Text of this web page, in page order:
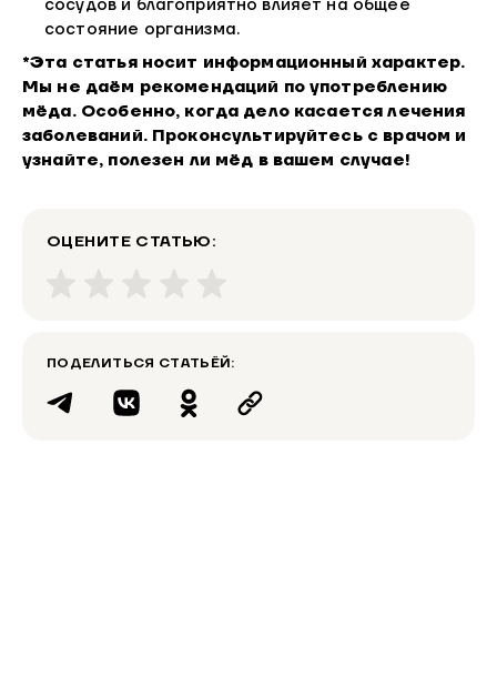
сосудов и благоприятно влияет на общее
состояние организма.
*Эта статья носит информационный характер.
Мы не даём рекомендаций по употреблению
мёда. Особенно, когда дело касается лечения
заболеваний. Проконсультируйтесь с врачом и
узнайте, полезен ли мёд в вашем случае!
ОЦЕНИТЕ СТАТЬЮ:
ПОДЕЛИТЬСЯ СТАТЬЁЙ: